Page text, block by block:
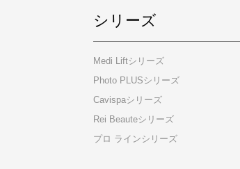
シリーズ
Medi Liftシリーズ
Photo PLUSシリーズ
Cavispaシリーズ
Rei Beauteシリーズ
プロ ラインシリーズ